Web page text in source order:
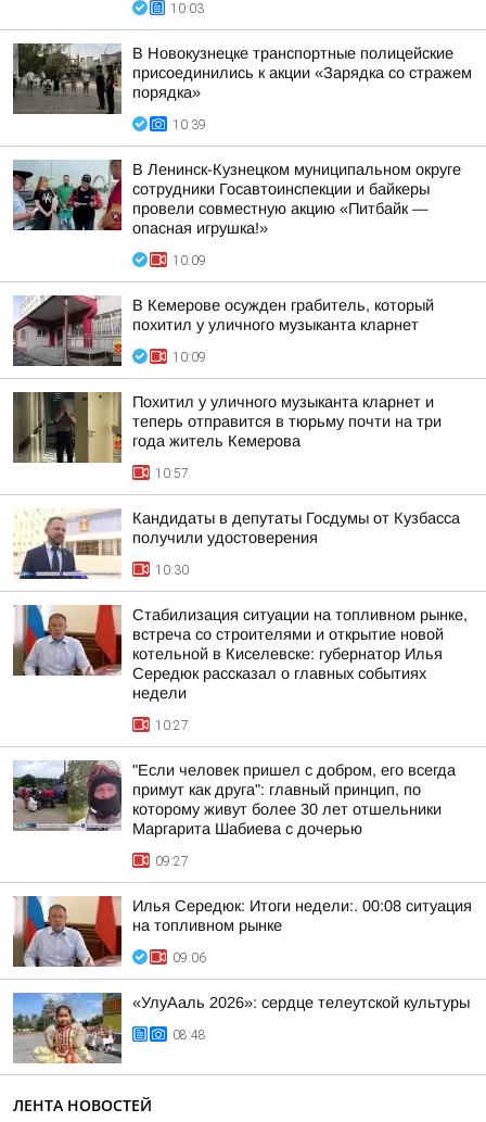
10:03
В Новокузнецке транспортные полицейские
присоединились к акции «Зарядка со стражем
порядка»
10:39
В Ленинск-Кузнецком муниципальном округе
сотрудники Госавтоинспекции и байкеры
провели совместную акцию «Питбайк —
опасная игрушка!»
10:09
В Кемерове осужден грабитель, который
похитил у уличного музыканта кларнет
10:09
Похитил у уличного музыканта кларнет и
теперь отправится в тюрьму почти на три
года житель Кемерова
10:57
Кандидаты в депутаты Госдумы от Кузбасса
получили удостоверения
10:30
Стабилизация ситуации на топливном рынке,
встреча со строителями и открытие новой
котельной в Киселевске: губернатор Илья
Середюк рассказал о главных событиях
недели
10:27
"Если человек пришел с добром, его всегда
примут как друга": главный принцип, по
которому живут более 30 лет отшельники
Маргарита Шабиева с дочерью
09:27
Илья Середюк: Итоги недели:. 00:08 ситуация
на топливном рынке
09:06
«УлуАаль 2026»: сердце телеутской культуры
08:48
ЛЕНТА НОВОСТЕЙ